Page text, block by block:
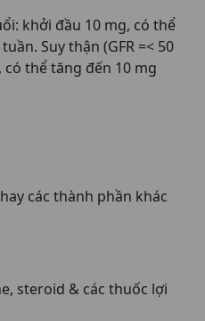
khởi đầu 10 mg, có thể
Suy thận (GFR =< 50
thể tăng đến 10 mg
các thành phần khác
steroid & các thuốc lợi